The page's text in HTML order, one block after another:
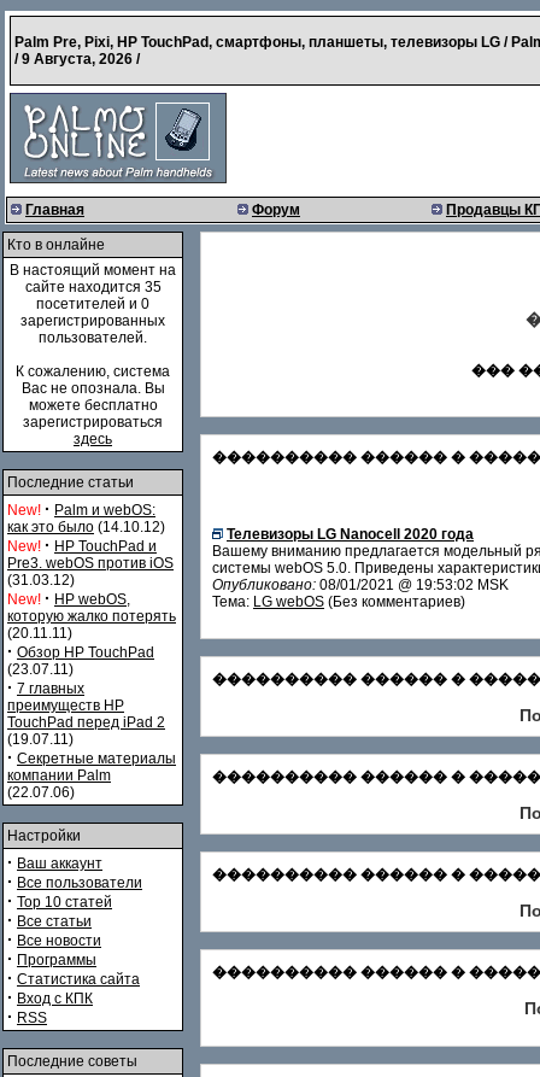
Palm Pre, Pixi, HP TouchPad, смартфоны, планшеты, телевизоры LG /
/9 Августа, 2026 /
Главная Форум Продавцы
Кто в онлайне
В настоящий момент на
сайте находится 35
посетителей и 0
зарегистрированных
пользователей.
К сожалению, система
Вас не опознала. Вы
можете бесплатно
зарегистрироваться
здесь
Последние статьи
New! · Palm и webOS:
как это было (14.10.12)
New! · HP TouchPad и
Pre3. webOS против iOS
(31.03.12)
New! · HP webOS,
которую жалко потерять
(20.11.11)
· Обзор HP TouchPad
(23.07.11)
· 7 главных
преимуществ HP
TouchPad перед iPad 2
(19.07.11)
· Секретные материалы
компании Palm
(22.07.06)
Настройки
· Ваш аккаунт
· Все пользователи
· Top 10 статей
· Все статьи
· Все новости
· Программы
· Статистика сайта
· Вход с КПК
· RSS
Последние советы
���
���������� ������ �
Телевизоры LG Nanocell 2020 года
Вашему вниманию предлагается модельный
системы webOS 5.0. Приведены
Опубликовано: 08/01/2021 @ 19:53:02 MSK
Тема: LG webOS (Без комментариев)
���������� ������ � �������
���������� ������ � �������
���������� ������ � �������
���������� ������ � �������